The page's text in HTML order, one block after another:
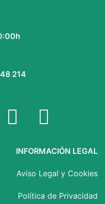
214
YouTube
INFORMACIÓN LEGAL
Aviso Legal y Cookies
Política de Privacidad